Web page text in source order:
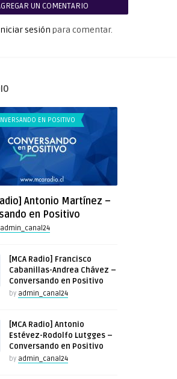
UN COMENTARIO
sesión para comentar.
EN POSITIVO
Antonio Martínez –
en Positivo
admin_canal24
[MCA Radio] Francisco
Cabanillas-Andrea Chávez –
Conversando en Positivo
by admin_canal24
[MCA Radio] Antonio
Estévez-Rodolfo Lutgges –
Conversando en Positivo
by admin_canal24